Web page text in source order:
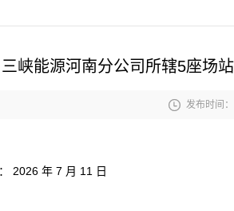
三峡能源河南分公司所辖5座场
 发布时间
2026 年 7 月 11 日